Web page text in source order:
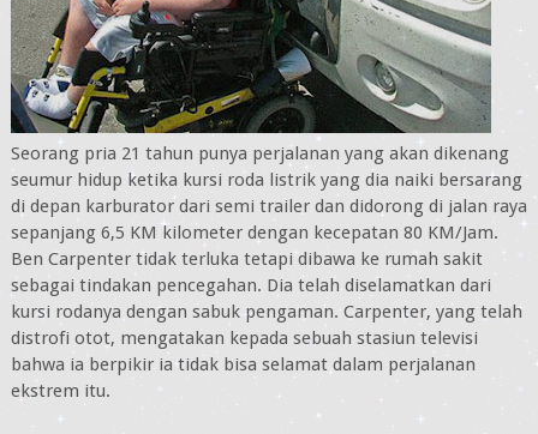
Seorang pria 21 tahun punya perjalanan yang akan dikenang
seumur hidup ketika kursi roda listrik yang dia naiki bersarang
di depan karburator dari semi trailer dan didorong di jalan raya
sepanjang 6,5 KM kilometer dengan kecepatan 80 KM/Jam.
Ben Carpenter tidak terluka tetapi dibawa ke rumah sakit
sebagai tindakan pencegahan. Dia telah diselamatkan dari
kursi rodanya dengan sabuk pengaman. Carpenter, yang telah
distrofi otot, mengatakan kepada sebuah stasiun televisi
bahwa ia berpikir ia tidak bisa selamat dalam perjalanan
ekstrem itu.